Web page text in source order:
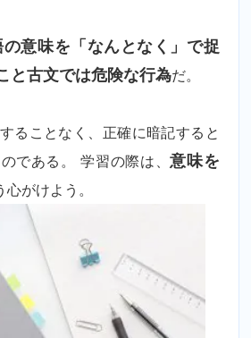
の意味を「なんとなく」で捉
と古文では危険な行為だ。
ることなく、正確に暗記すると
である。 学習の際は、意味を
心がけよう。